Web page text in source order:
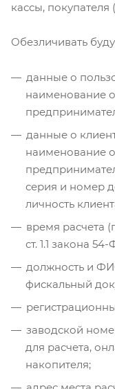
кассы, покупателя
Обезличивать
данные о
наименование
данные о
наименование
серия и номер
личность
время расчета
ст. 1.1 закона
должность и
фискальный
заводской
для расчета,
накопителя;